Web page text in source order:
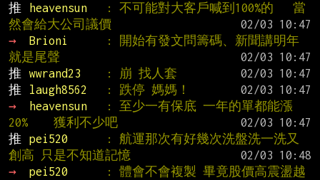
推
heavensun
: 不可能對大客戶喊到100%的   當
然會給大公司議價
→
Brioni
: 開始有發文問籌碼、新聞講明年
就是尾聲
推
wwrand23 : 崩 找人套
推
laugh8562 : 跌停 媽媽！
→
heavensun
: 至少一有保底 一年的單都能漲
20%    獲利不少吧
推
pei520
: 航運那次有好幾次洗盤洗一洗又
創高 只是不知道記憶
→
pei520
: 體會不會複製 畢竟股價高震盪越